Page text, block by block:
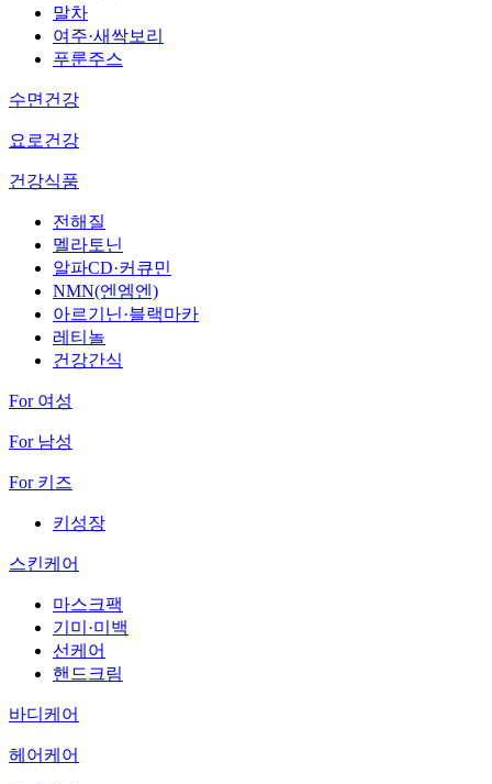
말차
여주·새싹보리
푸룬주스
수면건강
요로건강
건강식품
전해질
멜라토닌
알파CD·커큐민
NMN(엔엠엔)
아르기닌·블랙마카
레티놀
건강간식
For 여성
For 남성
For 키즈
키성장
스킨케어
마스크팩
기미·미백
선케어
핸드크림
바디케어
헤어케어